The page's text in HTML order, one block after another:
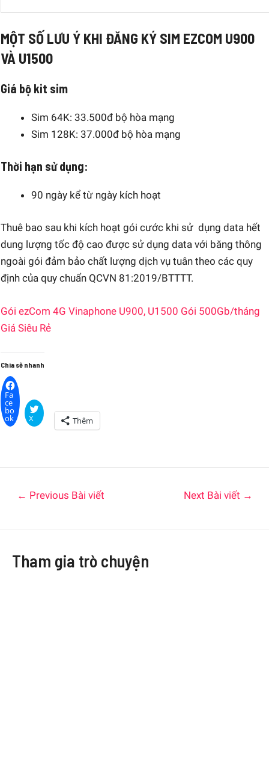
MỘT SỐ LƯU Ý KHI ĐĂNG KÝ SIM EZCOM U900
VÀ U1500
Giá bộ kit sim
Sim 64K: 33.500đ bộ hòa mạng
Sim 128K: 37.000đ bộ hòa mạng
Thời hạn sử dụng:
90 ngày kể từ ngày kích hoạt
Thuê bao sau khi kích hoạt gói cước khi sử dụng data hết
dung lượng tốc độ cao được sử dụng data với băng thông
ngoài gói đảm bảo chất lượng dịch vụ tuân theo các quy
định của quy chuẩn QCVN 81:2019/BTTTT.
Gói ezCom 4G Vinaphone U900, U1500 Gói 500Gb/tháng
Giá Siêu Rẻ
Chia sẽ nhanh
Fa
ce
bo
ok X Thêm
← Previous Bài viết Next Bài viết →
Tham gia trò chuyện